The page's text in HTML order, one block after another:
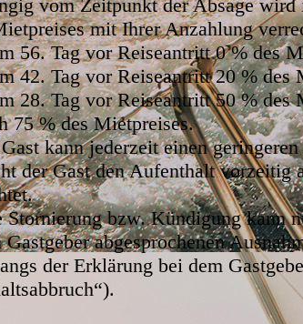
vom Zeitpunkt der Absage
mit Ihrer Anzahlung
56. Tag vor Reiseantritt 0 % des
42. Tag vor Reiseantritt 20 % des
28. Tag vor Reiseantritt 50 % des
75 % des Mietpreises.
kann jederzeit einen
der Gast den Aufenthalt vorzeitig
Stornierung bzw. Kündigung kann
abgesprochenen
der Erklärung bei dem